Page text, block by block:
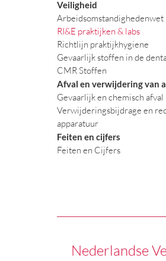
Veiligheid
Arbeidsomstandighedenwet
RI&E praktijken & labs
Richtlijn praktijkhygiene
Gevaarlijk stoffen in de
CMR Stoffen
Afval en verwijdering van
Gevaarlijk en chemisch afval
Verwijderingsbijdrage en
apparatuur
Feiten en cijfers
Feiten en Cijfers
Nederlandse